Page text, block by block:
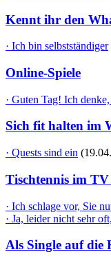
Kennt ihr den
· Ich bin selbstständiger
Online-Spiele
· Guten Tag! Ich denke,
Sich fit halten im
· Quests sind ein
Tischtennis im TV
· Ich schlage vor, Sie
· Ja, leider nicht sehr oft,
Als Single auf die